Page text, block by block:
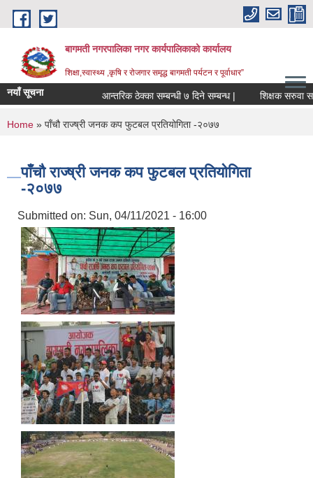
Skip to main content
बागमती नगरपालिका नगर कार्यपालिकाको कार्यालय
शिक्षा,स्वास्थ्य ,कृषि र रोजगार समृद्ध बागमती पर्यटन र पूर्वाधार”
नयाँ सूचना आन्तरिक ठेक्का सम्बन्धी ७ दिने सम्बन्ध |
You are here
Home » पाँचौ राज्ष्री जनक कप फुटबल प्रतियोगिता -२०७७
पाँचौ राज्ष्री जनक कप फुटबल प्रतियोगिता
-२०७७
Submitted on: Sun, 04/11/2021 - 16:00